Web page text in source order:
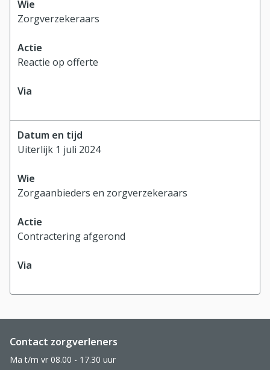
Zorgverzekeraars
Reactie op offerte
Uiterlijk 1 juli 2024
Zorgaanbieders en zorgverzekeraars
Contractering afgerond
Website footer
Contact zorgverleners
Ma t/m vr 08.00 - 17.30 uur